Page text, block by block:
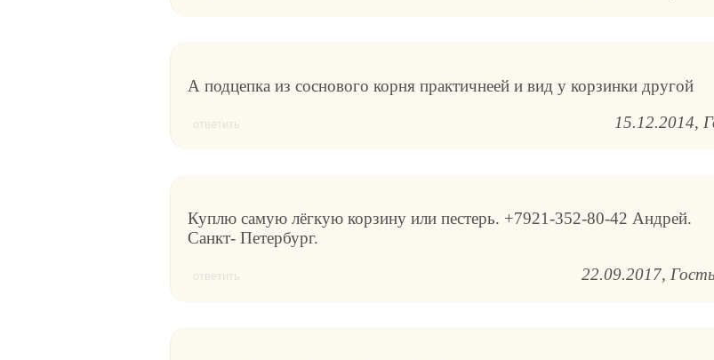
А подцепка из соснового корня практичнеей и вид у корзинки другой
ответить 15.12.2014
Куплю самую лёгкую корзину или пестерь. +7921-352-80-42 Андрей.
Санкт- Петербург.
ответить 22.09.2017